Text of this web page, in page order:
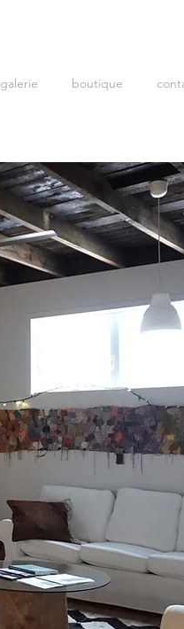
galerie boutique